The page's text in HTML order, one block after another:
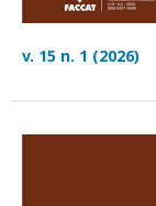
v. 15 n. 1 (2026)